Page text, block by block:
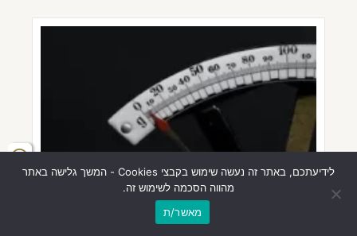
לידיעתכם, באתר זה נעשה שימוש בקבצי Cookies - המשך גלישה באתר
מהווה הסכמה לשימוש זה.
מאשר/ת